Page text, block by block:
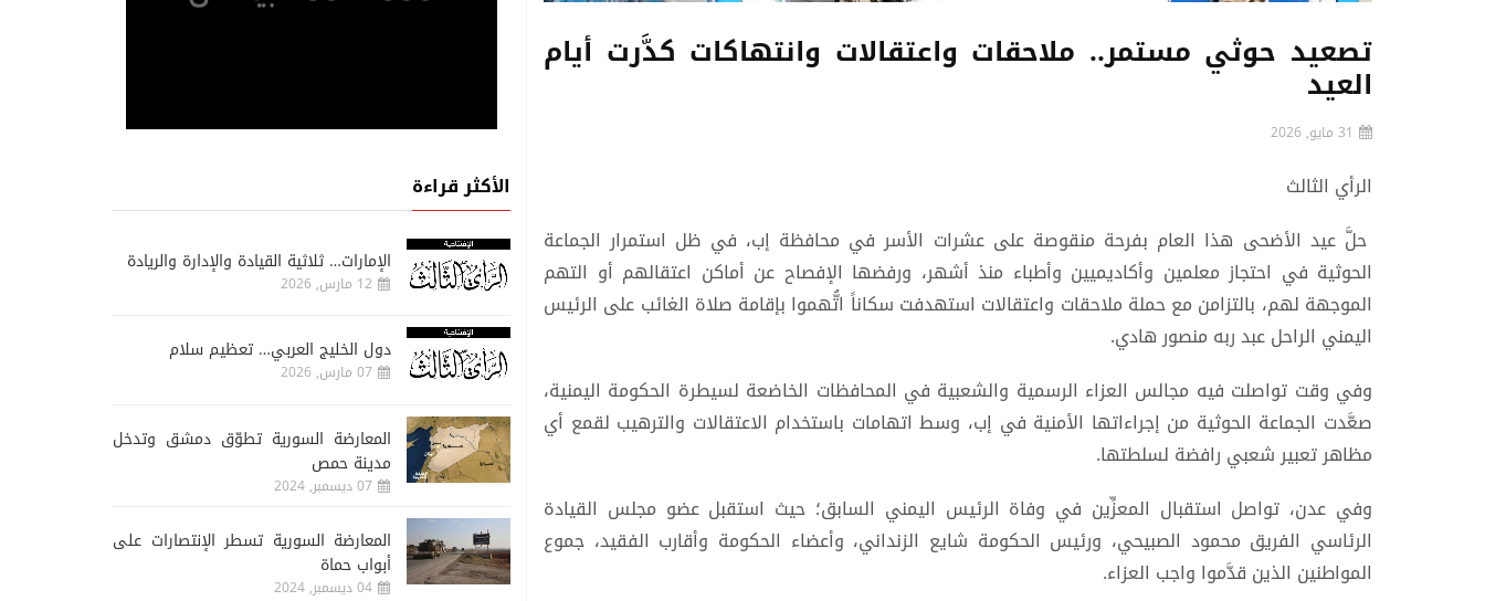
تصعيد حوثي مستمر.. ملاحقات واعتقالات وانتهاكات كدَّرت أيام
العيد
31 مايو, 2026
الرأي الثالث
حلَّ عيد الأضحى هذا العام بفرحة منقوصة على عشرات الأسر في محافظة إب، في ظل استمرار الجماعة
الحوثية في احتجاز معلمين وأكاديميين وأطباء منذ أشهر، ورفضها الإفصاح عن أماكن اعتقالهم أو التهم
الموجهة لهم، بالتزامن مع حملة ملاحقات واعتقالات استهدفت سكاناً اتُّهموا بإقامة صلاة الغائب على الرئيس
اليمني الراحل عبد ربه منصور هادي.
وفي وقت تواصلت فيه مجالس العزاء الرسمية والشعبية في المحافظات الخاضعة لسيطرة الحكومة اليمنية،
صعَّدت الجماعة الحوثية من إجراءاتها الأمنية في إب، وسط اتهامات باستخدام الاعتقالات والترهيب لقمع أي
مظاهر تعبير شعبي رافضة لسلطتها.
وفي عدن، تواصل استقبال المعزِّين في وفاة الرئيس اليمني السابق؛ حيث استقبل عضو مجلس القيادة
الرئاسي الفريق محمود الصبيحي، ورئيس الحكومة شايع الزنداني، وأعضاء الحكومة وأقارب الفقيد، جموع
المواطنين الذين قدَّموا واجب العزاء.
الأكثر قراءة
الإمارات… ثلاثية القيادة والإدارة والريادة
12 مارس, 2026
دول الخليج العربي… تعظيم سلام
07 مارس, 2026
المعارضة السورية تطوّق دمشق وتدخل
مدينة حمص
07 ديسمبر, 2024
المعارضة السورية تسطر الإنتصارات على
أبواب حماة
04 ديسمبر, 2024